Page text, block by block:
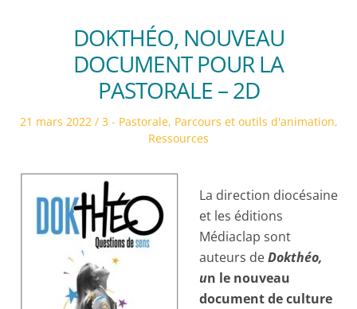
DOKTHÉO, NOUVEAU
DOCUMENT POUR LA
PASTORALE – 2D
Posted
21 mars 2022
Posted
3 - Pastorale, Parcours et outils d'animation,
Ressources
La direction diocésaine
et les éditions
Médiaclap sont
auteurs deDokthéo,
un le nouveau
document de culture